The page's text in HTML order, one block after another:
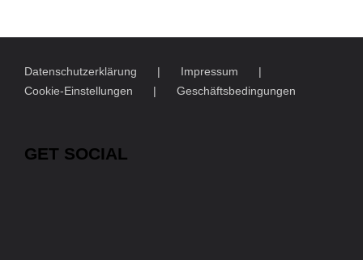
Datenschutzerklärung
Impressum
Cookie-Einstellungen
Geschäftsbedingungen
GET SOCIAL